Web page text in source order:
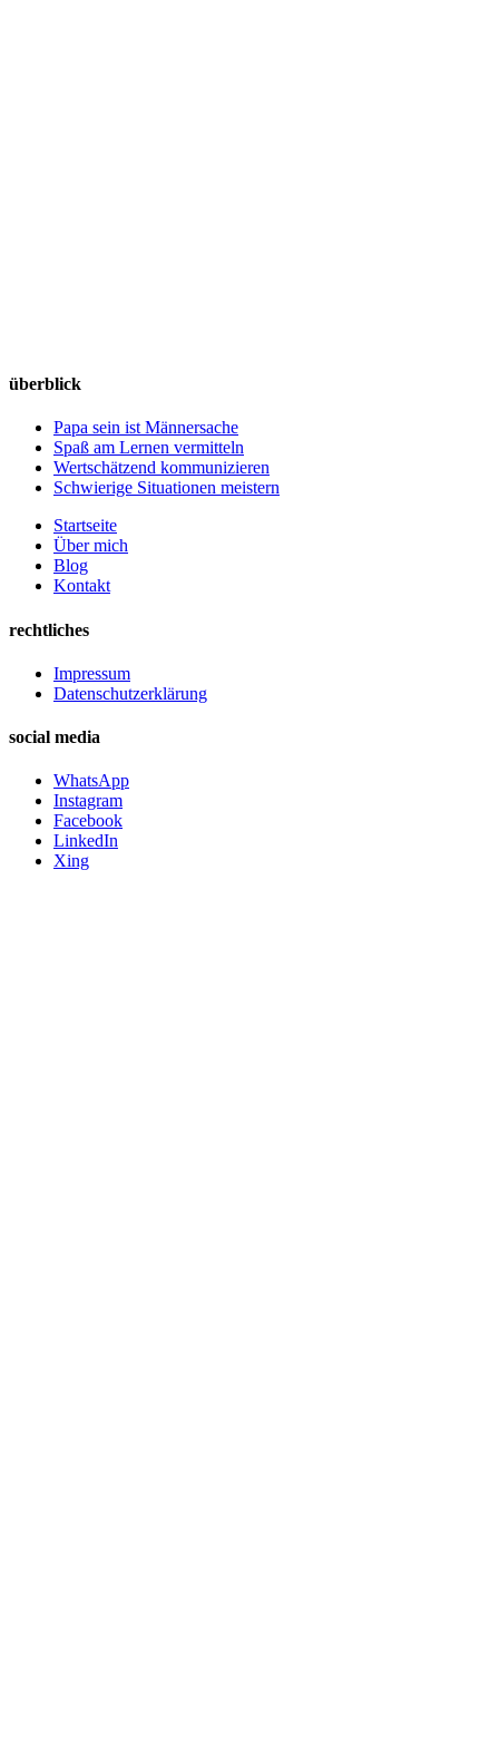
überblick
Papa sein ist Männersache
Spaß am Lernen vermitteln
Wertschätzend kommunizieren
Schwierige Situationen meistern
Startseite
Über mich
Blog
Kontakt
rechtliches
Impressum
Datenschutzerklärung
social media
WhatsApp
Instagram
Facebook
LinkedIn
Xing